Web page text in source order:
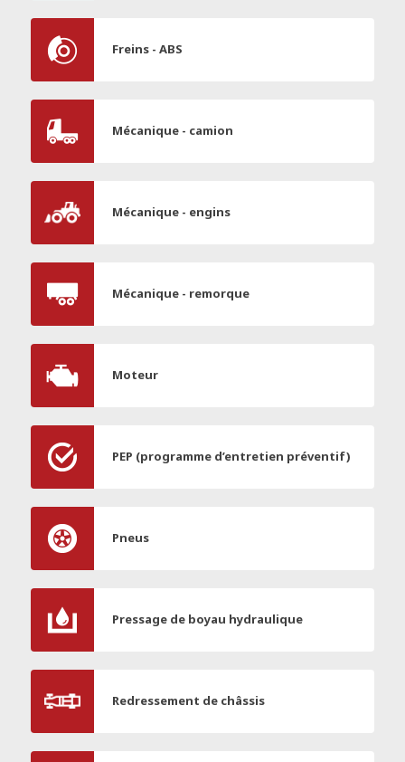
Freins - ABS
Mécanique - camion
Mécanique - engins
Mécanique - remorque
Moteur
PEP (programme d’entretien préventif)
Pneus
Pressage de boyau hydraulique
Redressement de châssis